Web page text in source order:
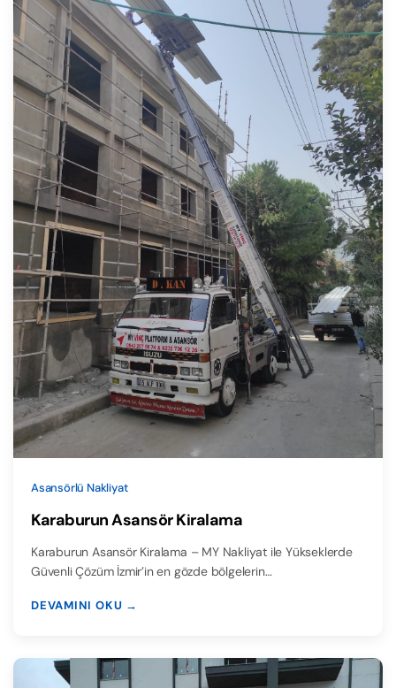
Asansörlü Nakliyat
Karaburun Asansör Kiralama
Karaburun Asansör Kiralama – MY Nakliyat ile Yükseklerde
Güvenli Çözüm İzmir’in en gözde bölgelerin…
DEVAMINI OKU →